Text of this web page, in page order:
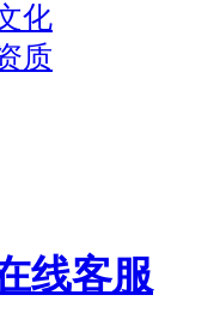
化
质
线客服